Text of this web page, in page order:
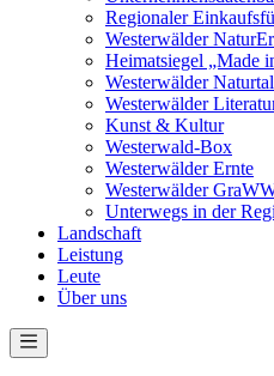
Regionaler
Westerwälder
Heimatsiegel „Made
Westerwälder
Westerwälder
Kunst & Kultur
Westerwald-Box
Westerwälder Ernte
Westerwälder
Unterwegs in der
Landschaft
Leistung
Leute
Über uns